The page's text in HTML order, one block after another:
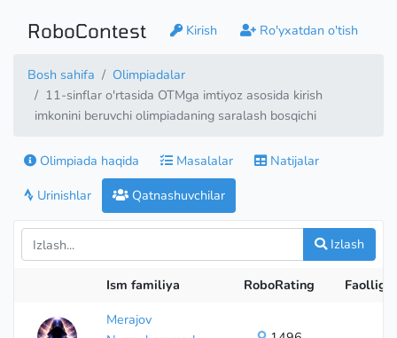
RoboContest Kirish Ro'yxatdan o'tish
Bosh sahifa
Olimpiadalar
11-sinflar o'rtasida OTMga imtiyoz asosida kirish
imkonini beruvchi olimpiadaning saralash bosqichi
Olimpiada haqida Masalalar
Natijalar
Urinishlar
Qatnashuvchilar
Izlash
Ism familiya RoboRating
Faolligi
Merajov